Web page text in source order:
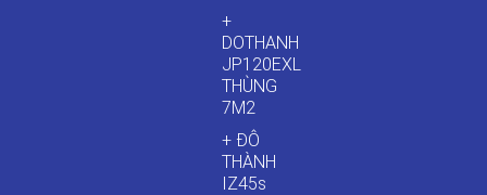
+
DOTHANH
JP120EXL
THÙNG
7M2
+ ĐÔ
THÀNH
IZ45s